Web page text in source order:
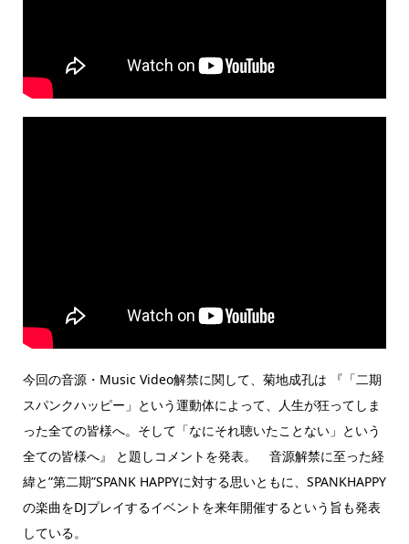
今回の音源・Music Video解禁に関して、菊地成孔は 『「二期
スパンクハッピー」という運動体によって、人生が狂ってしま
った全ての皆様へ。そして「なにそれ聴いたことない」という
全ての皆様へ』 と題しコメントを発表。 音源解禁に至った経
緯と”第二期”SPANK HAPPYに対する思いともに、SPANKHAPPY
の楽曲をDJプレイするイベントを来年開催するという旨も発表
している。